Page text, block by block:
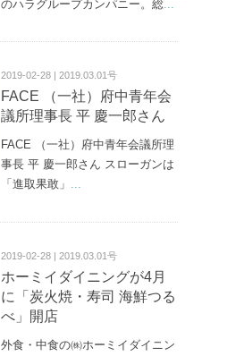
のハラグループカンパニー。総
2019-02-28 | 2019.03.01号
FACE （一社）府中青年会
議所理事長 平 慶一郎さん
FACE （一社）府中青年会議所理
事長 平 慶一郎さん スローガンは
「進取果敢」
2019-02-28 | 2019.03.01号
ホーミイダイニングが4月
に「炭火焼・寿司 海鮮つる
べ」開店
外食・中食の㈱ホーミイダイニン